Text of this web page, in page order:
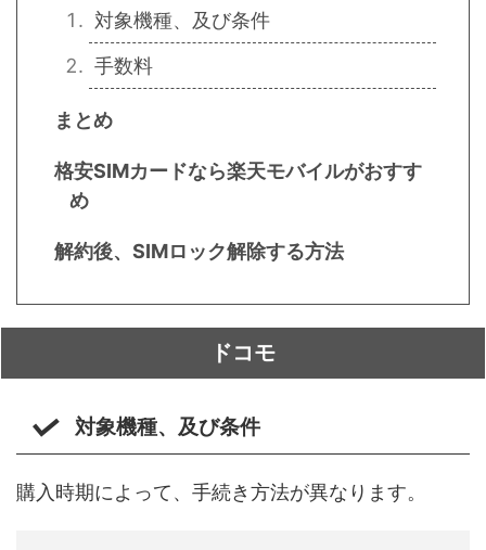
対象機種、及び条件
手数料
まとめ
格安SIMカードなら楽天モバイルがおすす
め
解約後、SIMロック解除する方法
ドコモ
対象機種、及び条件
購入時期によって、手続き方法が異なります。